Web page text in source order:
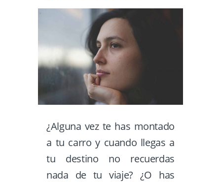
¿Alguna vez te has montado
a tu carro y cuando llegas a
tu destino no recuerdas
nada de tu viaje? ¿O has